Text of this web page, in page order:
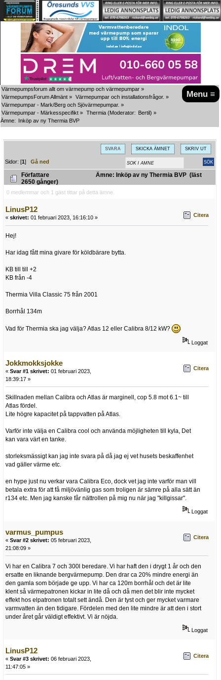
Menu ≡
Värmepumpsforum allt om värmepump och värmepumpar »
VärmepumpsForum Allmänt » Värmepumpar och installationsfrågor. »
Värmepumpar - Mark/Berg och Sjövärmepumpar. »
Värmepumpar - Märkesspecifikt » Thermia (Moderator: Bertil) »
Ämne: Inköp av ny Thermia BVP
SVARA SKICKA ÄMNET SKRIV UT
Sidor: [1]Gå ned
Författare
Ämne: Inköp av ny Thermia BVP (läst
2650 gånger)
0 medlemmar och 1 gäst tittar på detta ämne.
LinusP12
« skrivet: 01 februari 2023, 16:16:10 » Citera
Hej!
Har idag fått mina givare för köldbärare bytta.
KB till till +2
KB från -4
Thermia Villa Classic 75 från 2001
Borrhål 134m
Vad för Thermia ska jag välja? Atlas 12 eller Calibra 8/12 kW?
Loggat
Jokkmokksjokke
« Svar #1 skrivet: 01 februari 2023,
18:39:17 »
Citera
Skillnaden mellan Calibra och Atlas är marginell, cop 5.8 mot 6.1~ till
Atlas fördel.
Lite högre kapacitet på tappvatten på Atlas.
Varför inte välja en Calibra cool och använda möjligheten till kyla, Det
kan vara värt en tanke.
storleksmässigt kan jag inte svara på då jag ej vet husets beskaffenhet
vad gäller värme etc.
en hype just nu verkar vara Calibra Eco, dock vet jag inte varför man vill
betala extra för att få miljövänlig gas som troligen är sämre på alla sätt än
r134 etc. Men jag kanske får nättrollen på mig nu när jag "killgissar".
Loggat
varmus_pumpus
« Svar #2 skrivet: 05 februari 2023,
21:08:09 »
Citera
Vi har en Calibra 7 och 300l beredare. Vi har haft den i drygt 1 år och den
ersatte en liknande bergvärmepump. Den drar ca 20% mindre energi än
den gamla som började ge upp. Vi har ca 120m borrhål och det är lite
klent så värmepatronen kickar in lite då och då men det blir inte mycket
effekt hos elpatronen totalt sett ändå. Den är tyst och ger mycket varmare
varmvatten än den tidigare. Fördelen med den lite mindre är att den i stort
under året går väldigt effektivt. Vi är nöjda.
Loggat
LinusP12
« Svar #3 skrivet: 06 februari 2023,
11:47:05 »
Citera